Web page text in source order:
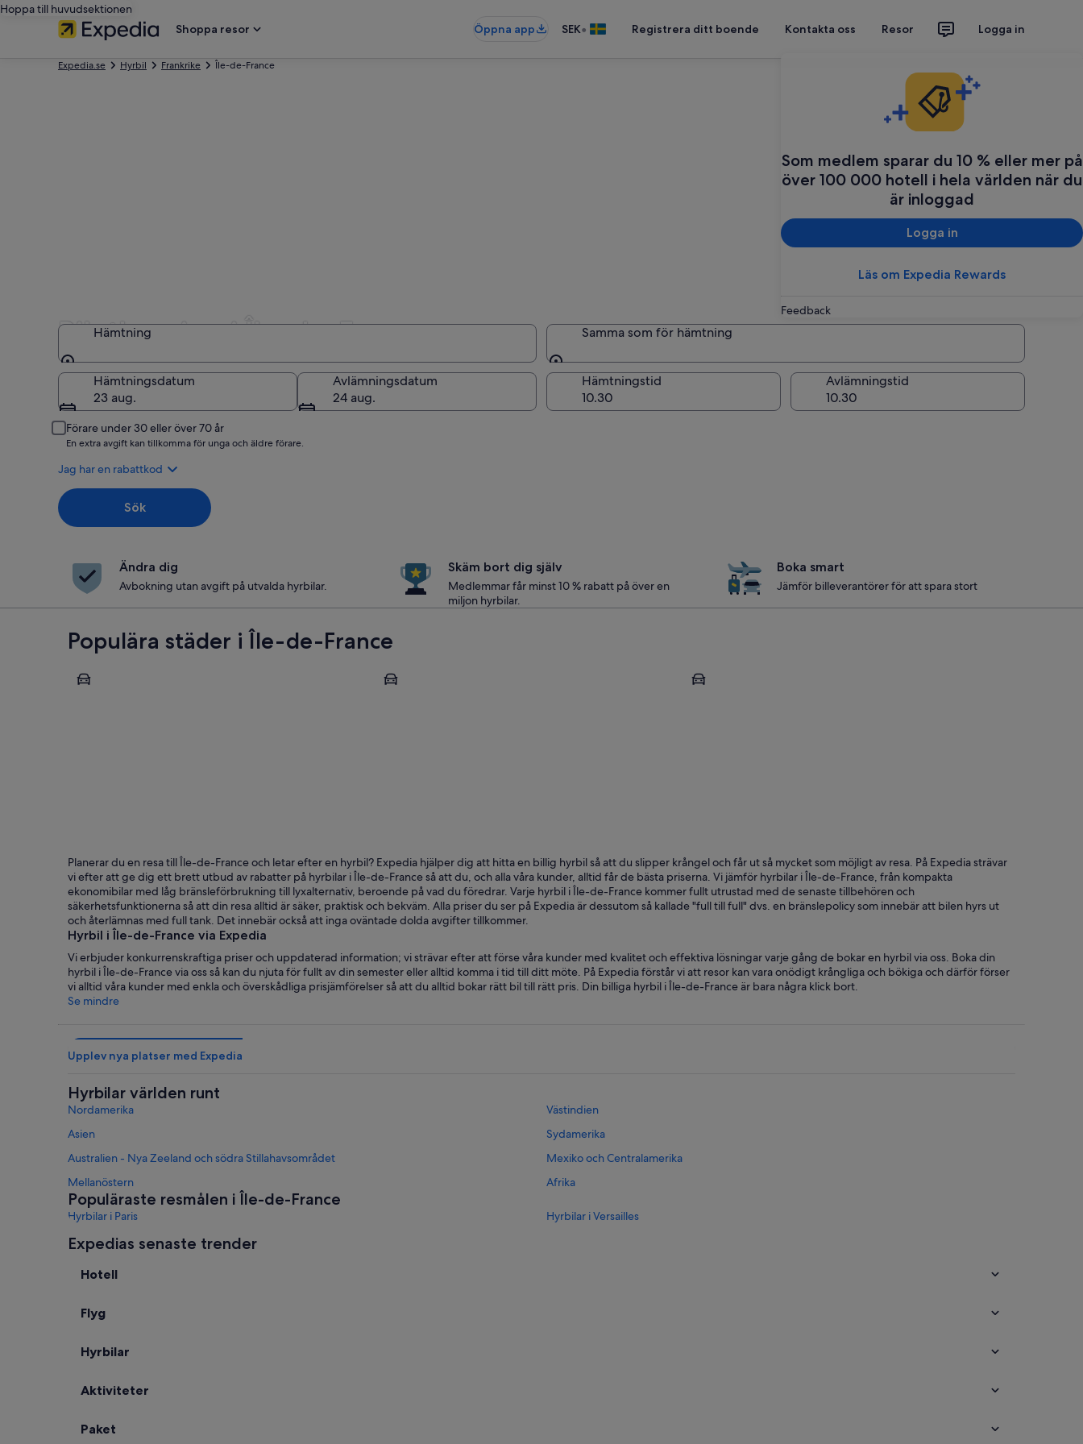
Hoppa till huvudsektionen
Shoppa resor
Öppna app SEK• Registrera ditt boende Kontakta oss Resor Logga in
Som medlem sparar du 10 % eller mer på
över 100 000 hotell i hela världen när du
är inloggad
Logga in
Läs om Expedia Rewards
Feedback
Expedia.se Hyrbil Frankrike Île-de-France
Biluthyrning i Île-de-France
Hämtning
Hämtning
Samma som för hämtning
Samma som för hämtning
Hämtningsdatum
23 aug.
Avlämningsdatum
24 aug.
Hämtningstid Avlämningstid
Förare under 30 eller över 70 år
En extra avgift kan tillkomma för unga och äldre förare.
Jag har en rabattkod
Sök
Ändra dig
Avbokning utan avgift på utvalda hyrbilar.
Skäm bort dig själv
Medlemmar får minst 10 % rabatt på över en
miljon hyrbilar.
Boka smart
Jämför billeverantörer för att spara stort
Populära städer i Île-de-France
Paris Versailles Fontainebleau
Planerar du en resa till Île-de-France och letar efter en hyrbil? Expedia hjälper dig att hitta en billig hyrbil så att du slipper krångel och får ut så mycket som möjligt av resa. På Expedia strävar
vi efter att ge dig ett brett utbud av rabatter på hyrbilar i Île-de-France så att du, och alla våra kunder, alltid får de bästa priserna. Vi jämför hyrbilar i Île-de-France, från kompakta
ekonomibilar med låg bränsleförbrukning till lyxalternativ, beroende på vad du föredrar. Varje hyrbil i Île-de-France kommer fullt utrustad med de senaste tillbehören och
säkerhetsfunktionerna så att din resa alltid är säker, praktisk och bekväm. Alla priser du ser på Expedia är dessutom så kallade "full till full" dvs. en bränslepolicy som innebär att bilen hyrs ut
och återlämnas med full tank. Det innebär också att inga oväntade dolda avgifter tillkommer.
Hyrbil i Île-de-France via Expedia
Vi erbjuder konkurrenskraftiga priser och uppdaterad information; vi strävar efter att förse våra kunder med kvalitet och effektiva lösningar varje gång de bokar en hyrbil via oss. Boka din
hyrbil i Île-de-France via oss så kan du njuta för fullt av din semester eller alltid komma i tid till ditt möte. På Expedia förstår vi att resor kan vara onödigt krångliga och bökiga och därför förser
vi alltid våra kunder med enkla och överskådliga prisjämförelser så att du alltid bokar rätt bil till rätt pris. Din billiga hyrbil i Île-de-France är bara några klick bort.
Se mindre
Upplev nya platser med Expedia
Hyrbilar världen runt
Nordamerika
Västindien
Asien
Sydamerika
Australien - Nya Zeeland och södra Stillahavsområdet
Mexiko och Centralamerika
Mellanöstern
Afrika
Populäraste resmålen i Île-de-France
Hyrbilar i Paris
Hyrbilar i Versailles
Hyrbilar i Fontainebleau
Hyrbilar på andra populära destinationer
Hyrbilar i Las Vegas
Hyrbilar i Paris
Hyrbilar i Miami
Hyrbilar i Mayarivieran
Expedias senaste trender
Hotell
Flyg
Hyrbilar
Aktiviteter
Paket